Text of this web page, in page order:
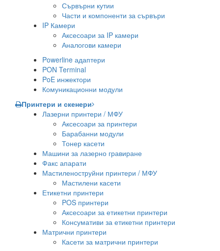
Сървърни кутии
Части и компоненти за сървъри
IP Камери
Аксесоари за IP камери
Аналогови камери
Powerline адаптери
PON Terminal
PoE инжектори
Комуникационни модули
Принтери и скенери
Лазерни принтери / МФУ
Аксесоари за принтери
Барабанни модули
Тонер касети
Машини за лазерно гравиране
Факс апарати
Мастиленоструйни принтери / МФУ
Мастилени касети
Етикетни принтери
POS принтери
Аксесоари за етикетни принтери
Консумативи за етикетни принтери
Матрични принтери
Касети за матрични принтери